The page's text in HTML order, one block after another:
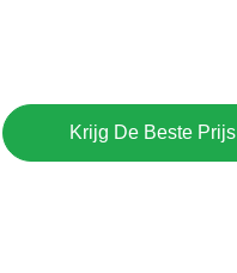
Krijg De Beste Prijs